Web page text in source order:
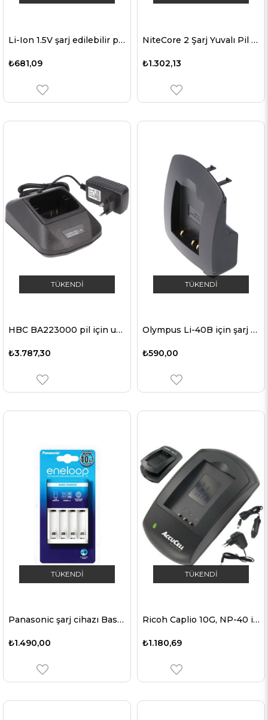
Li-Ion 1.5V şarj edilebilir pil ve 1.5V NiMH 1.2V şarj edilebilir pil için BC4 hızlı şarj cihazı AA AAA, mikro USB şarj kablosu ile
₺681,09
NiteCore 2 Şarj Yuvalı Pil Şarj Cihazı ( Intellicharge i2 YENİ NC-i2)
₺1.302,13
TÜKENDI
HBC BA223000 pil için uygun hızlı şarj cihazı
₺3.787,30
TÜKENDI
Olympus Li-40B için şarj ünitesi
₺590,00
TÜKENDI
Panasonic şarj cihazı Basic Şarj Cihazı BQ-CC51E AA, AAA 2 veya 4 hücreleri şarj eder
₺1.490,00
TÜKENDI
Ricoh Caplio 10G, NP-40 için uygun AccuCell hızlı şarj cihazı
₺1.180,69